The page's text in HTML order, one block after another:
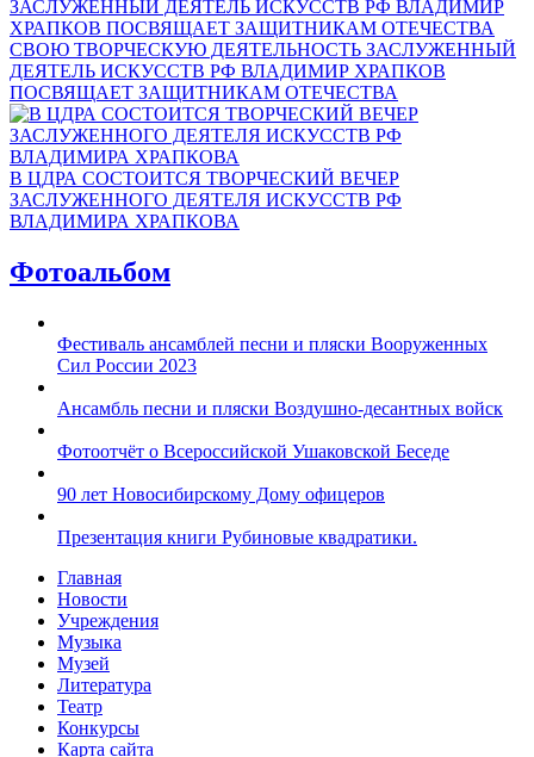
СВОЮ ТВОРЧЕСКУЮ ДЕЯТЕЛЬНОСТЬ ЗАСЛУЖЕННЫЙ
ДЕЯТЕЛЬ ИСКУССТВ РФ ВЛАДИМИР ХРАПКОВ
ПОСВЯЩАЕТ ЗАЩИТНИКАМ ОТЕЧЕСТВА
В ЦДРА СОСТОИТСЯ ТВОРЧЕСКИЙ ВЕЧЕР
ЗАСЛУЖЕННОГО ДЕЯТЕЛЯ ИСКУССТВ РФ
ВЛАДИМИРА ХРАПКОВА
Фотоальбом
Фестиваль ансамблей песни и пляски Вооруженных
Сил России 2023
Ансамбль песни и пляски Воздушно-десантных войск
Фотоотчёт о Всероссийской Ушаковской Беседе
90 лет Новосибирскому Дому офицеров
Презентация книги Рубиновые квадратики.
Главная
Новости
Учреждения
Музыка
Музей
Литература
Театр
Конкурсы
Карта сайта